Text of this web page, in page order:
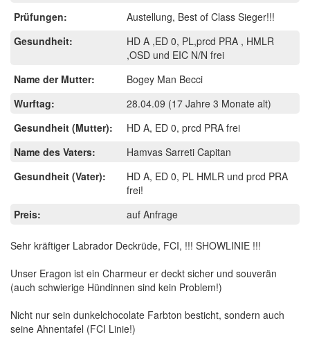
Prüfungen:
Austellung, Best of Class Sieger!!!
Gesundheit:
HD A ,ED 0, PL,prcd PRA , HMLR
,OSD und EIC N/N frei
Name der Mutter:
Bogey Man Becci
Wurftag:
28.04.09 (17 Jahre 3 Monate alt)
Gesundheit (Mutter):
HD A, ED 0, prcd PRA frei
Name des Vaters:
Hamvas Sarreti Capitan
Gesundheit (Vater):
HD A, ED 0, PL HMLR und prcd PRA
frei!
Preis:
auf Anfrage
Sehr kräftiger Labrador Deckrüde, FCI, !!! SHOWLINIE !!!
Unser Eragon ist ein Charmeur er deckt sicher und souverän
(auch schwierige Hündinnen sind kein Problem!)
Nicht nur sein dunkelchocolate Farbton besticht, sondern auch
seine Ahnentafel (FCI Linie!)